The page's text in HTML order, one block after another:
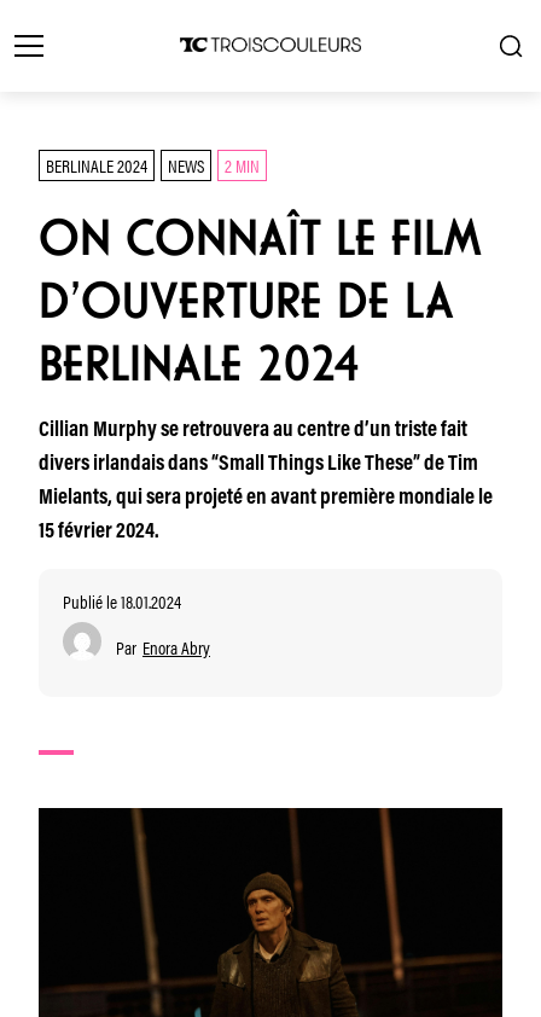
BERLINALE 2024 NEWS 2 MIN
ON CONNAÎT LE FILM
D’OUVERTURE DE LA
BERLINALE 2024
Cillian Murphy se retrouvera au centre d’un triste fait
divers irlandais dans “Small Things Like These” de Tim
Mielants, qui sera projeté en avant première mondiale le
15 février 2024.
Publié le 18.01.2024
Par Enora Abry